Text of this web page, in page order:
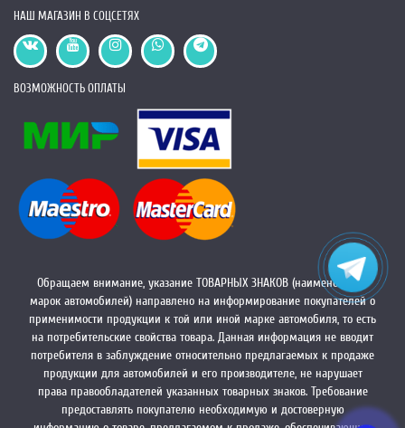
НАШ МАГАЗИН В СОЦСЕТЯХ
ВОЗМОЖНОСТЬ ОПЛАТЫ
Обращаем внимание, указание ТОВАРНЫХ ЗНАКОВ (наименований
марок автомобилей) направлено на информирование покупателей о
применимости продукции к той или иной марке автомобиля, то есть
на потребительские свойства товара. Данная информация не вводит
потребителя в заблуждение относительно предлагаемых к продаже
продукции для автомобилей и его производителе, не нарушает
права правообладателей указанных товарных знаков. Требование
предоставлять покупателю необходимую и достоверную